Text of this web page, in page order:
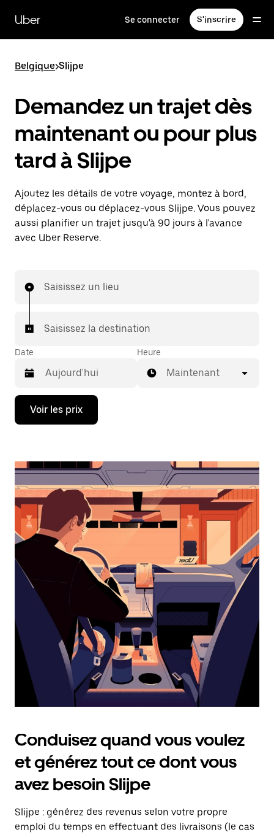
contenu
principal
Uber Se connecter S'inscrire
Belgique>Slijpe
Demandez un trajet dès
maintenant ou pour plus
tard à Slijpe
Ajoutez les détails de votre voyage, montez à bord,
déplacez-vous ou déplacez-vous Slijpe. Vous pouvez
aussi planifier un trajet jusqu'à 90 jours à l'avance
avec Uber Reserve.
Saisissez un lieu
Saisissez la destination
Date
Appuyez
la
bas
ouvrir
le
calendrier
sélectionner
une
date.
Appuyez
sur
touche
pour
fermer
le
calendrier.
Heure
Maintenant
Voir les prix
Conduisez quand vous voulez
et générez tout ce dont vous
avez besoin Slijpe
Slijpe : générez des revenus selon votre propre
emploi du temps en effectuant des livraisons (le cas